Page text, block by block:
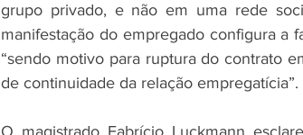
grupo privado, e não em uma rede
manifestação do empregado configura a
“sendo motivo para ruptura do contrato
de continuidade da relação empregatícia”.
O magistrado Fabrício Luckmann